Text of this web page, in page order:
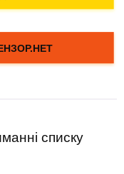
списку